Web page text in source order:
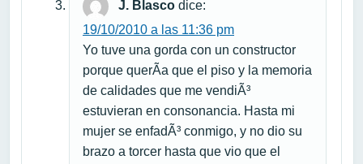
J. Blasco dice:
19/10/2010 a las 11:36 pm
Yo tuve una gorda con un constructor
porque querÃ­a que el piso y la memoria
de calidades que me vendiÃ³
estuvieran en consonancia. Hasta mi
mujer se enfadÃ³ conmigo, y no dio su
brazo a torcer hasta que vio que el